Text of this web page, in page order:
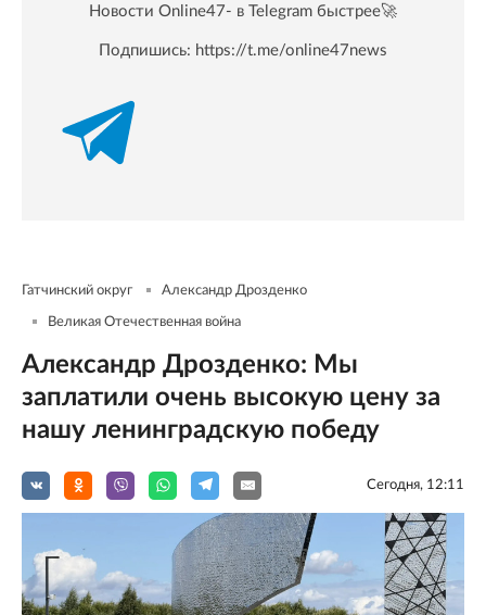
Новости Online47- в Telegram быстрее🚀
Подпишись: https://t.me/online47news
Гатчинский округ Александр Дрозденко
Великая Отечественная война
Александр Дрозденко: Мы
заплатили очень высокую цену за
нашу ленинградскую победу
Сегодня, 12:11